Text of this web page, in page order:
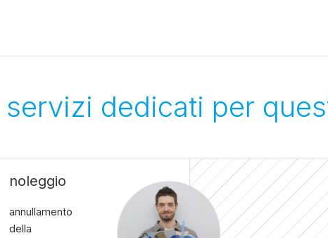
dedicati per
noleggio
annullamento
della